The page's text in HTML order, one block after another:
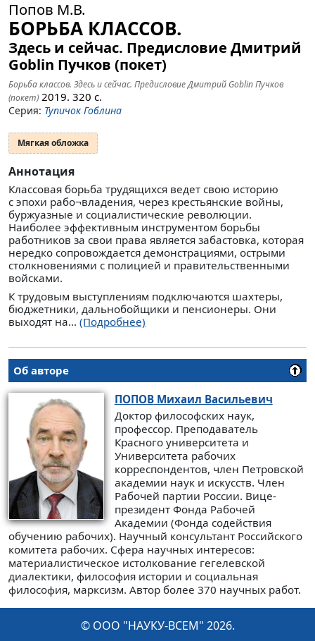
Попов М.В.
БОРЬБА КЛАССОВ.
Здесь и сейчас. Предисловие Дмитрий
Goblin Пучков (покет)
Борьба классов. Здесь и сейчас. Предисловие Дмитрий Goblin Пучков
(покет) 2019. 320 с.
Серия: Тупичок Гоблина
Мягкая обложка
Аннотация
Классовая борьба трудящихся ведет свою историю
с эпохи рабо¬владения, через крестьянские войны,
буржуазные и социалистические революции.
Наиболее эффективным инструментом борьбы
работников за свои права является забастовка, которая
нередко сопровождается демонстрациями, острыми
столкновениями с полицией и правительственными
войсками.
К трудовым выступлениям подключаются шахтеры,
бюджетники, дальнобойщики и пенсионеры. Они
выходят на... (Подробнее)
Об авторе
ПОПОВМихаил Васильевич
Доктор философских наук,
профессор. Преподаватель
Красного университета и
Университета рабочих
корреспондентов, член Петровской
академии наук и искусств. Член
Рабочей партии России. Вице-
президент Фонда Рабочей
Академии (Фонда содействия
обучению рабочих). Научный консультант Российского
комитета рабочих. Сфера научных интересов:
материалистическое истолкование гегелевской
диалектики, философия истории и социальная
философия, марксизм. Автор более 370 научных работ.
© ООО "НАУКУ-ВСЕМ" 2026.